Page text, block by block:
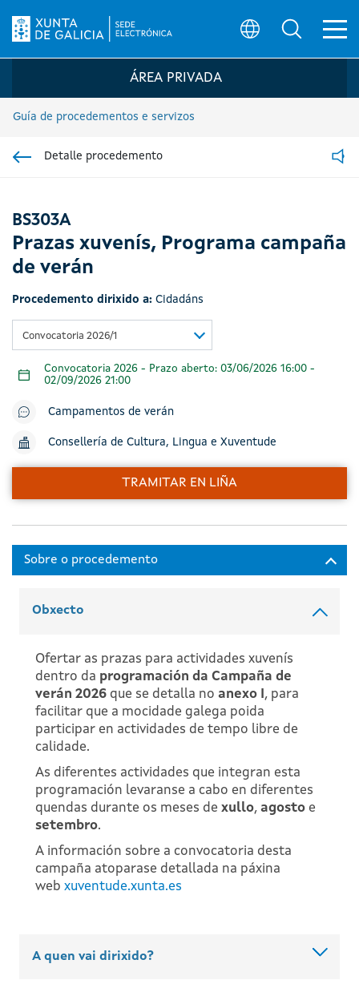
Logo da Sede electrónica da Xunta de
ÁREA PRIVADA
Guía de procedementos e servizos
Detalle procedemento
BS303A
Prazas xuvenís, Programa campaña
de verán
Procedemento dirixido a: Cidadáns
Convocatoria 2026/1
Convocatoria 2026 - Prazo aberto: 03/06/2026 16:00 -
02/09/2026 21:00
Campamentos de verán
Consellería de Cultura, Lingua e Xuventude
TRAMITAR EN LIÑA
Obxecto
Ofertar as prazas para actividades xuvenís
dentro da programación da Campaña de
verán 2026 que se detalla no anexo I , para
facilitar que a mocidade galega poida
participar en actividades de tempo libre de
calidade.
As diferentes actividades que integran esta
programación levaranse a cabo en diferentes
quendas durante os meses de xullo, agosto e
setembro.
A información sobre a convocatoria desta
campaña atoparase detallada na páxina
web xuventude.xunta.es
A quen vai dirixido?